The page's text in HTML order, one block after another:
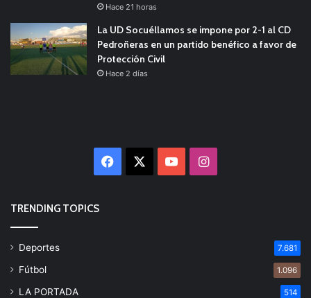
Hace 21 horas
La UD Socuéllamos se impone por 2-1 al CD
Pedroñeras en un partido benéfico a favor de
Protección Civil
Hace 2 días
Facebook YouTubeInstagram
TRENDING TOPICS
Deportes 7.681
Fútbol 1.096
LA PORTADA 514